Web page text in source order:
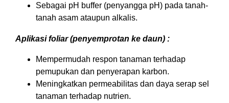
Sebagai pH buffer (penyangga pH) pada tanah-
tanah asam ataupun alkalis.
Aplikasi foliar (penyemprotan ke daun) :
Mempermudah respon tanaman terhadap
pemupukan dan penyerapan karbon.
Meningkatkan permeabilitas dan daya serap sel
tanaman terhadap nutrien.